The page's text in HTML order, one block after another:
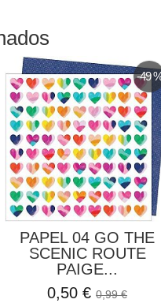
-49
PAPEL 04 GO THE
SCENIC ROUTE
PAIGE...
0,50 €0,99 €